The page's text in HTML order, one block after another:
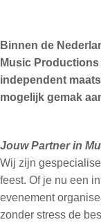
Binnen de
Music
independent
mogelijk gemak
Jouw Partner in
Wij zijn
feest. Of je nu een
evenement
zonder stress de